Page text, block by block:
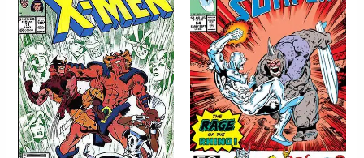
a
plusieurs
variations.
Les
options
peuvent
être
a
Les
être